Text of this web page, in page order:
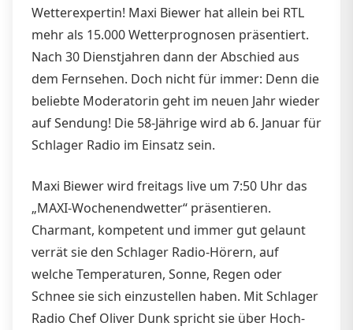
Wetterexpertin! Maxi Biewer hat allein bei RTL
mehr als 15.000 Wetterprognosen präsentiert.
Nach 30 Dienstjahren dann der Abschied aus
dem Fernsehen. Doch nicht für immer: Denn die
beliebte Moderatorin geht im neuen Jahr wieder
auf Sendung! Die 58-Jährige wird ab 6. Januar für
Schlager Radio im Einsatz sein.
Maxi Biewer wird freitags live um 7:50 Uhr das
„MAXI-Wochenendwetter“ präsentieren.
Charmant, kompetent und immer gut gelaunt
verrät sie den Schlager Radio-Hörern, auf
welche Temperaturen, Sonne, Regen oder
Schnee sie sich einzustellen haben. Mit Schlager
Radio Chef Oliver Dunk spricht sie über Hoch-